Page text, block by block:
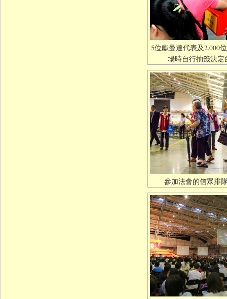
5位獻曼達代表及2,000
場時自行抽籤決
參加法會的信眾排